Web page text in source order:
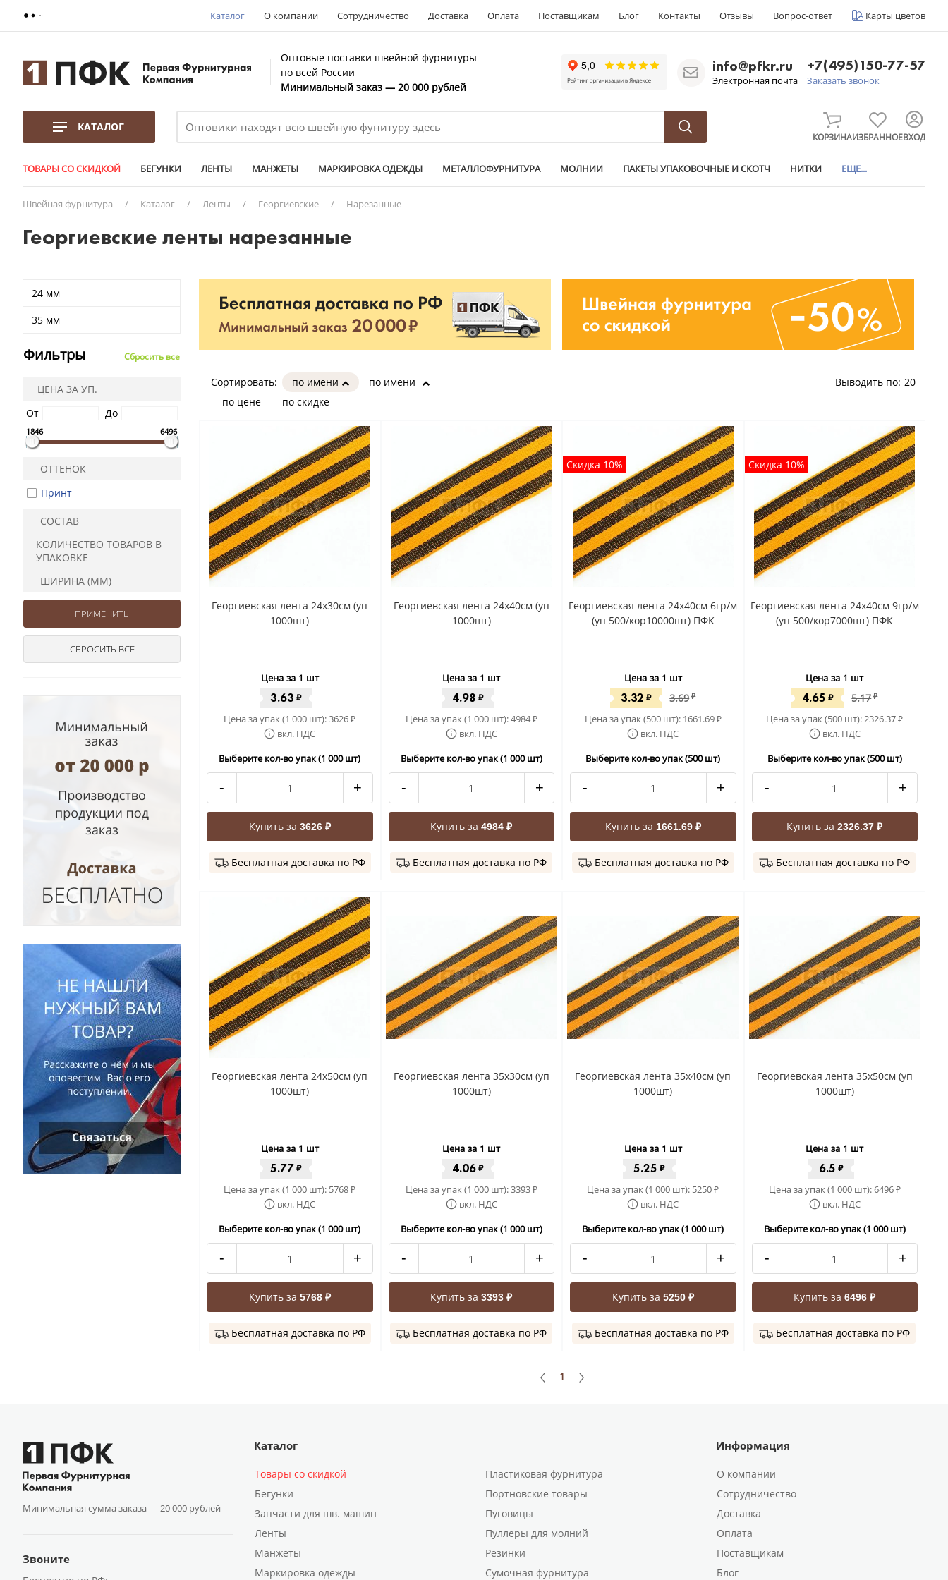
Каталог О компании Сотрудничество Доставка Оплата Поставщикам Блог Контакты Отзывы Вопрос-ответ Карты цветов
Оптовые поставки швейной фурнитуры
по всей России
Минимальный заказ — 20 000 рублей
info@pfkr.ru
Электронная почта
+7(495)150-77-57
Заказать звонок
КАТАЛОГ
КОРЗИНАИЗБРАННОЕВХОД
ТОВАРЫ СО СКИДКОЙ БЕГУНКИ ЛЕНТЫ МАНЖЕТЫ МАРКИРОВКА ОДЕЖДЫ МЕТАЛЛОФУРНИТУРА МОЛНИИ ПАКЕТЫ УПАКОВОЧНЫЕ И СКОТЧ НИТКИ ЕЩЕ...
Швейная фурнитура / Каталог / Ленты / Георгиевские / Нарезанные
Георгиевские ленты нарезанные
24 мм
35 мм
Фильтры Сбросить все
ЦЕНА ЗА УП.
От
До
1846 6496
ОТТЕНОК
Принт
СОСТАВ
КОЛИЧЕСТВО ТОВАРОВ В
УПАКОВКЕ
ШИРИНА (ММ)
Сортировать:
по имени
по цене
по скидке
по имени Выводить по: 20
Георгиевская лента 24x30cм (уп
1000шт)
Цена за 1 шт
3.63 ₽
Цена за упак (1 000 шт):3626₽
вкл. НДС
Выберите кол-во упак (1 000 шт)
- +
Купить за 3626 ₽
Бесплатная доставка по РФ
Георгиевская лента 24x40cм (уп
1000шт)
Цена за 1 шт
4.98 ₽
Цена за упак (1 000 шт):4984₽
вкл. НДС
Выберите кол-во упак (1 000 шт)
- +
Купить за4984 ₽
Бесплатная доставка по РФ
Скидка 10%
Георгиевская лента 24x40cм 6гр/м
(уп 500/кор10000шт) ПФК
Цена за 1 шт
3.32 ₽ 3.69 ₽
Цена за упак (500 шт): 1661.69₽
вкл. НДС
Выберите кол-во упак (500 шт)
- +
Купить за 1661.69 ₽
Бесплатная доставка по РФ
Скидка 10%
Георгиевская лента 24x40cм 9гр/м
(уп 500/кор7000шт) ПФК
Цена за 1 шт
4.65 ₽ 5.17 ₽
Цена за упак (500 шт):2326.37₽
вкл. НДС
Выберите кол-во упак (500 шт)
- +
Купить за2326.37 ₽
Бесплатная доставка по РФ
Георгиевская лента 24x50cм (уп
1000шт)
Цена за 1 шт
5.77₽
Цена за упак (1 000 шт): 5768₽
вкл. НДС
Выберите кол-во упак (1 000 шт)
- +
Купить за 5768 ₽
Бесплатная доставка по РФ
Георгиевская лента 35x30cм (уп
1000шт)
Цена за 1 шт
4.06₽
Цена за упак (1 000 шт):3393₽
вкл. НДС
Выберите кол-во упак (1 000 шт)
- +
Купить за3393 ₽
Бесплатная доставка по РФ
Георгиевская лента 35x40cм (уп
1000шт)
Цена за 1 шт
5.25 ₽
Цена за упак (1 000 шт): 5250₽
вкл. НДС
Выберите кол-во упак (1 000 шт)
- +
Купить за 5250 ₽
Бесплатная доставка по РФ
Георгиевская лента 35x50cм (уп
1000шт)
Цена за 1 шт
6.5 ₽
Цена за упак (1 000 шт):6496₽
вкл. НДС
Выберите кол-во упак (1 000 шт)
- +
Купить за6496 ₽
Бесплатная доставка по РФ
1
Минимальная сумма заказа — 20 000 рублей
Звоните
Каталог
Товары со скидкой
Бегунки
Запчасти для шв. машин
Ленты
Манжеты
Маркировка одежды
Пластиковая фурнитура
Портновские товары
Пуговицы
Пуллеры для молний
Резинки
Сумочная фурнитура
Информация
О компании
Сотрудничество
Доставка
Оплата
Поставщикам
Блог